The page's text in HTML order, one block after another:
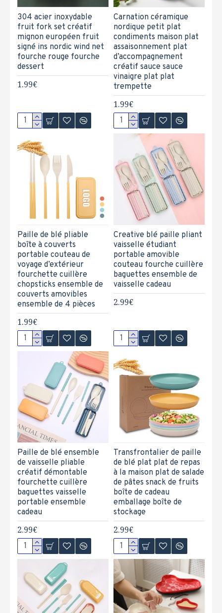
304 acier inoxydable
fruit fork set créatif
mignon européen fruit
signé ins nordic wind net
fourche rouge fourche
dessert
1.99€
Carnation céramique
nordique petit plat
condiments maison plat
assaisonnement plat
d’accompagnement
créatif sauce sauce
vinaigre plat plat
trempette
1.99€
Paille de blé pliable
boîte à couverts
portable couteau de
voyage d’extérieur
fourchette cuillère
chopsticks ensemble de
couverts amovibles
ensemble de 4 pièces
1.99€
Creative blé paille pliant
vaisselle étudiant
portable amovible
couteau fourche cuillère
baguettes ensemble de
vaisselle cadeau
2.99€
Paille de blé ensemble
de vaisselle pliable
créatif démontable
fourchette cuillère
baguettes vaisselle
portable ensemble
cadeau
2.99€
Transfrontalier de paille
de blé plat plat de repas
à la maison plat de salade
de pâtes snack de fruits
boîte de cadeau
emballage boîte de
stockage
2.99€